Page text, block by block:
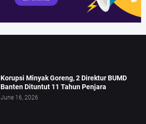
Korupsi Minyak Goreng, 2 Direktur BUMD
Banten Dituntut 11 Tahun Penjara
June 16, 2026